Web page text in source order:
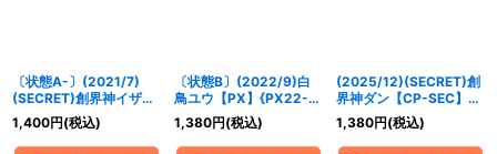
〔状態A-〕(2021/7)
(SECRET)創界神イザナ
ギ＆イザナミ【X-SEC】
{BS55-X09}《多》
1,400円(税込)
〔状態B〕(2022/9)白
鳥ユウ【PX】{PX22-
04}《白》
1,380円(税込)
(2025/12)(SECRET)創
界神ダン【CP-SEC】
{BSC49-CP03}《多》
1,380円(税込)